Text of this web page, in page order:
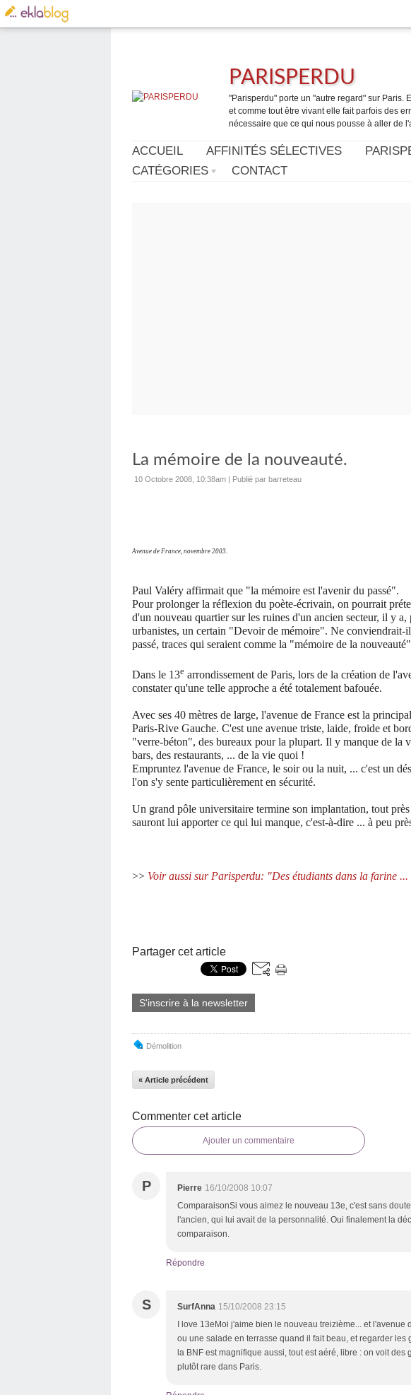
PARISPERDU
"Parisperdu" porte un "autre regard" sur Paris.
et comme tout être vivant elle fait parfois des
nécessaire que ce qui nous pousse à aller de
ACCUEIL AFFINITÉS SÉLECTIVES
CATÉGORIES
CONTACT
La mémoire de la nouveauté.
10 Octobre 2008, 10:38am | Publié par barreteau
Avenue de France, novembre 2003.
Paul Valéry affirmait que "la mémoire est l'avenir du passé".
Pour prolonger la réflexion du poète-écrivain, on pourrait
d'un nouveau quartier sur les ruines d'un ancien secteur, il y a,
urbanistes, un certain "Devoir de mémoire". Ne conviendrait-
passé, traces qui seraient comme la "mémoire de la nouveauté"
Dans le 13e arrondissement de Paris, lors de la création de
constater qu'une telle approche a été totalement bafouée.
Avec ses 40 mètres de large, l'avenue de France est la
Paris-Rive Gauche. C'est une avenue triste, laide, froide et
"verre-béton", des bureaux pour la plupart. Il y manque de la
bars, des restaurants, ... de la vie quoi !
Empruntez l'avenue de France, le soir ou la nuit, ... c'est un
l'on s'y sente particulièrement en sécurité.
Un grand pôle universitaire termine son implantation, tout
sauront lui apporter ce qui lui manque, c'est-à-dire ... à peu
>> Voir aussi sur Parisperdu: "Des étudiants dans la farine
Partager cet article
S'inscrire à la newsletter
Démolition
« Article précédent
Commenter cet article
Ajouter un commentaire
P Pierre 16/10/2008 10:07
ComparaisonSi vous aimez le nouveau 13e, c'est sans
l'ancien, qui lui avait de la personnalité. Oui finalement la
comparaison.
Répondre
S SurfAnna 15/10/2008 23:15
I love 13eMoi j'aime bien le nouveau treizième... et l'avenue
ou une salade en terrasse quand il fait beau, et regarder les
la BNF est magnifique aussi, tout est aéré, libre : on voit
plutôt rare dans Paris.